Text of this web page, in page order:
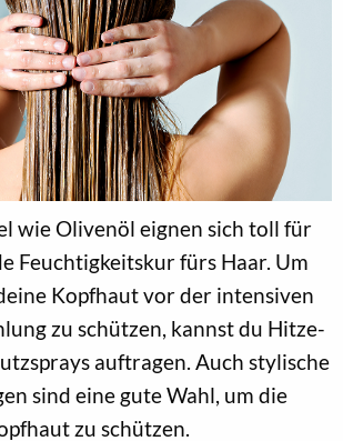
wie Olivenöl eignen sich toll für
Feuchtigkeitskur fürs Haar. Um
Kopfhaut vor der intensiven
zu schützen, kannst du Hitze-
auftragen. Auch stylische
sind eine gute Wahl, um die
zu schützen.